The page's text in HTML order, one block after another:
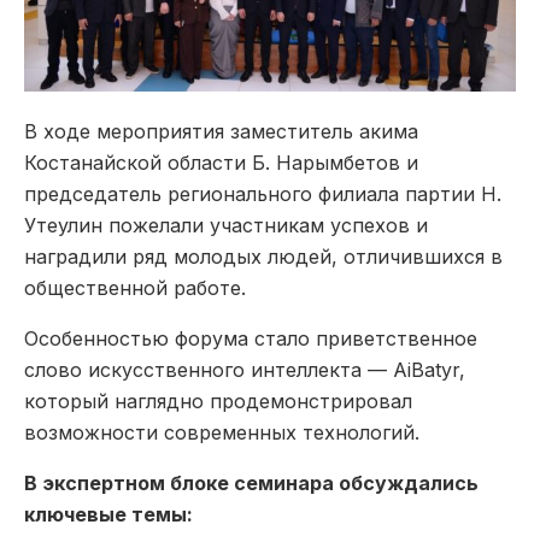
В ходе мероприятия заместитель акима
Костанайской области Б. Нарымбетов и
председатель регионального филиала партии Н.
Утеулин пожелали участникам успехов и
наградили ряд молодых людей, отличившихся в
общественной работе.
Особенностью форума стало приветственное
слово искусственного интеллекта — AiBatyr,
который наглядно продемонстрировал
возможности современных технологий.
В экспертном блоке семинара обсуждались
ключевые темы: